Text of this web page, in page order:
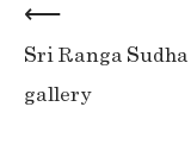
Post
navigation
⟵
Sri Ranga
gallery